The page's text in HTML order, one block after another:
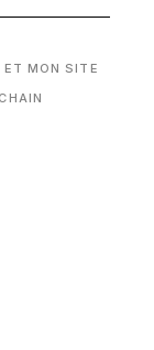
ET MON SITE